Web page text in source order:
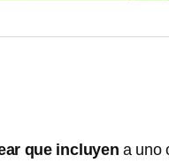
que incluyen a uno